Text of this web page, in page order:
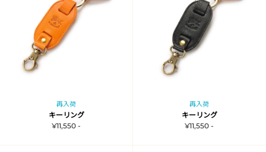
再入荷
キーリング
¥11,550 -
再入荷
キーリング
¥11,550 -